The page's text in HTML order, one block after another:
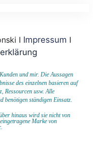
I Impressum I
und mir. Die Aussagen
des einzelnen basieren auf
Ressourcen usw.Alle
benötigen ständigen Einsatz.
hinaus wird sie nicht von
Marke von